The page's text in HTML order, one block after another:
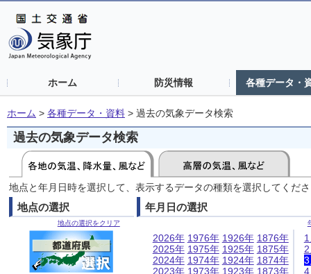
ホーム 防災情報 各種データ・
ホーム > 各種データ・資料 > 過去の気象データ検索
過去の気象データ検索
地点と年月日時を選択して、表示するデータの種類を選択してくだ
地点の選択
地点の選択をクリア
年月日の選択
2026年
2025年
2024年
2023年
1976年
1975年
1974年
1973年
1926年
1925年
1924年
1923年
1876年
1875年
1874年
1873年